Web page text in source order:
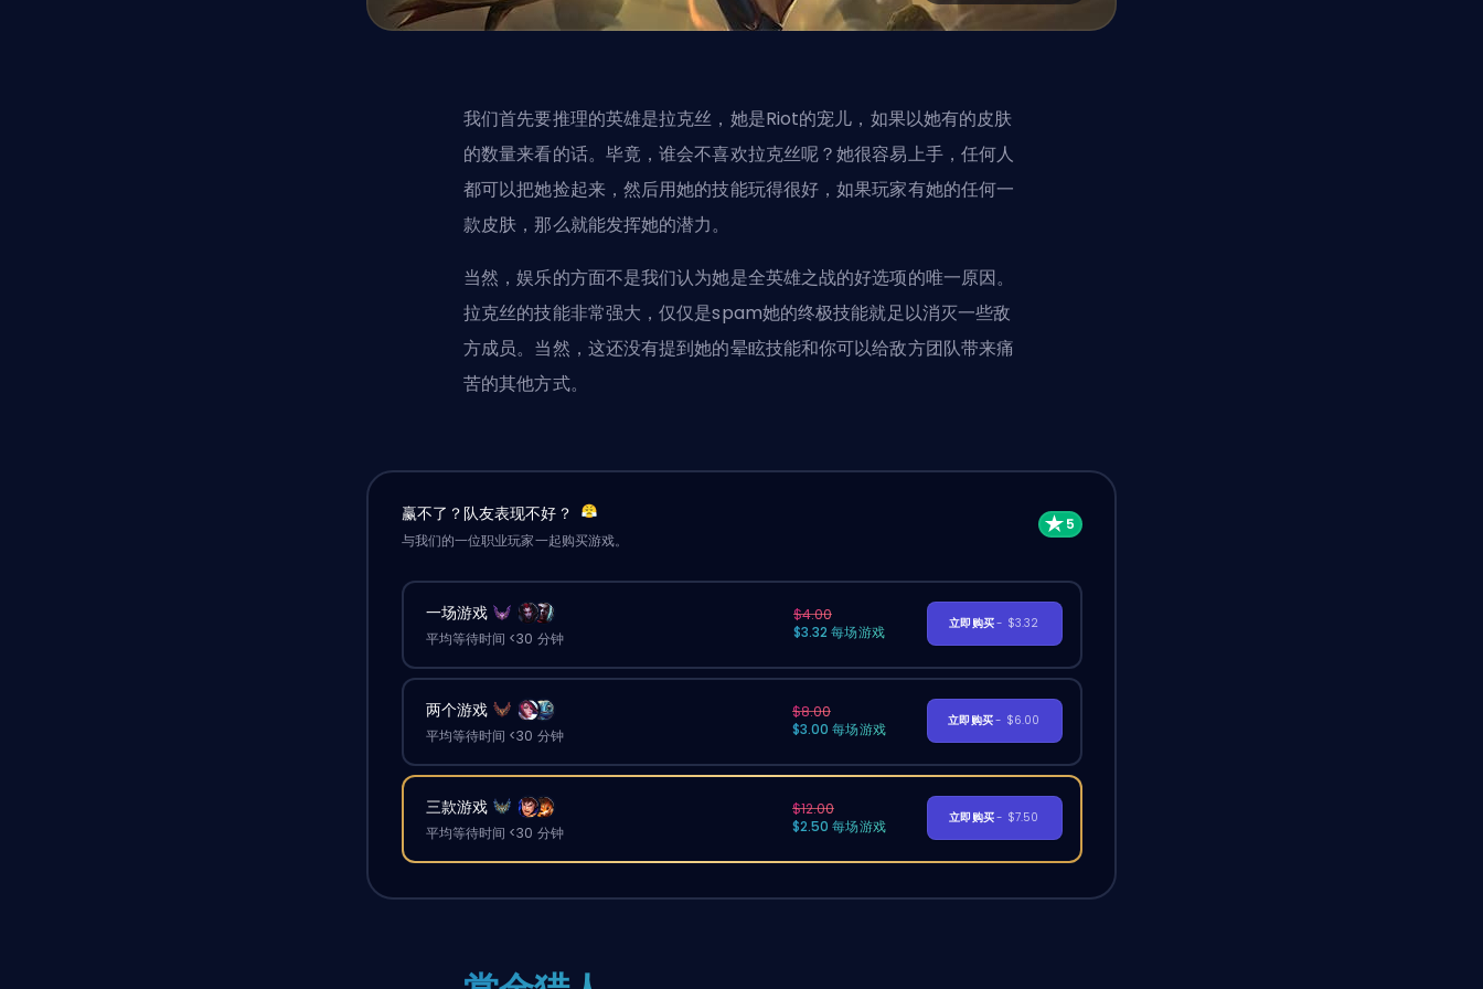
我们首先要推理的英雄是拉克丝，她是Riot的宠儿，如果以她有的皮肤
的数量来看的话。毕竟，谁会不喜欢拉克丝呢？她很容易上手，任何人
都可以把她捡起来，然后用她的技能玩得很好，如果玩家有她的任何一
款皮肤，那么就能发挥她的潜力。
当然，娱乐的方面不是我们认为她是全英雄之战的好选项的唯一原因。
拉克丝的技能非常强大，仅仅是spam她的终极技能就足以消灭一些敌
方成员。当然，这还没有提到她的晕眩技能和你可以给敌方团队带来痛
苦的其他方式。
赢不了？队友表现不好？
与我们的一位职业玩家一起购买游戏。
一场游戏
平均等待时间 <30 分钟
$4.00
$3.32 每场游戏
立即购买- $3.32
两个游戏
平均等待时间 <30 分钟
$8.00
$3.00 每场游戏
立即购买- $6.00
三款游戏
平均等待时间 <30 分钟
$12.00
$2.50 每场游戏
立即购买- $7.50